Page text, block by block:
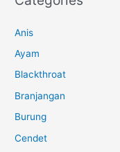
Anis
Ayam
Blackthroat
Branjangan
Burung
Cendet